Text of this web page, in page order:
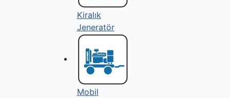
Kiralık
Jeneratör
Mobil